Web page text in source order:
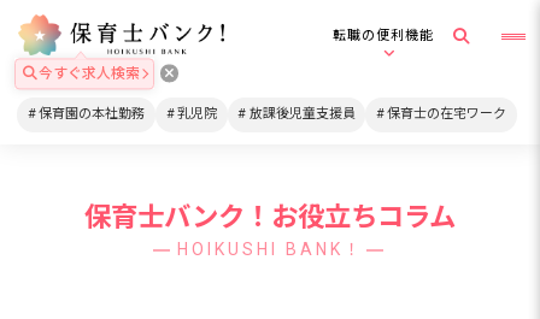
転職の便利機能
今すぐ求人検索
保育園の本社勤務 乳児院 放課後児童支援員 保育士の在宅ワーク
保育士バンク！お役立ちコラム
HOIKUSHI BANK！